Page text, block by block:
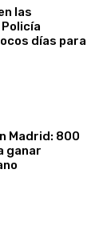
las
días para
Madrid: 800
ganar